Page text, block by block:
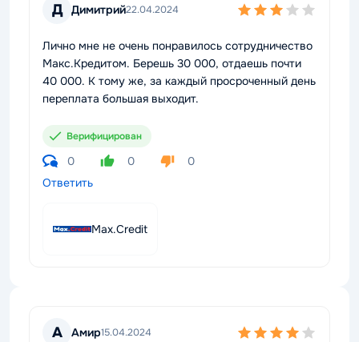
Д Димитрий22.04.2024
Лично мне не очень понравилось сотрудничество
Макс.Кредитом. Берешь 30 000, отдаешь почти
40 000. К тому же, за каждый просроченный день
переплата большая выходит.
Верифицирован
0 0
0
Ответить
Max.Credit
А Амир15.04.2024